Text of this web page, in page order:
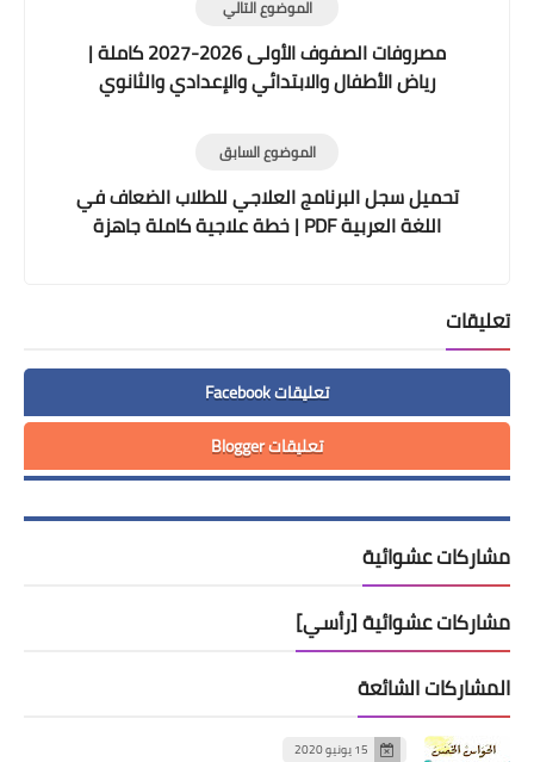
الموضوع التالي
مصروفات الصفوف الأولى 2026-2027 كاملة |
رياض الأطفال والابتدائي والإعدادي والثانوي
وطريقة السداد بالرقم القومي
الموضوع السابق
تحميل سجل البرنامج العلاجي للطلاب الضعاف في
اللغة العربية PDF | خطة علاجية كاملة جاهزة
تعليقات
تعليقات Facebook
تعليقات Blogger
مشاركات عشوائية
مشاركات عشوائية [رأسي]
المشاركات الشائعة
15 يونيو 2020